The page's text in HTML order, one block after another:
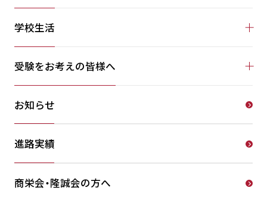
学校生活
受験をお考えの皆様へ
お知らせ
進路実績
商栄会・隆誠会の方へ